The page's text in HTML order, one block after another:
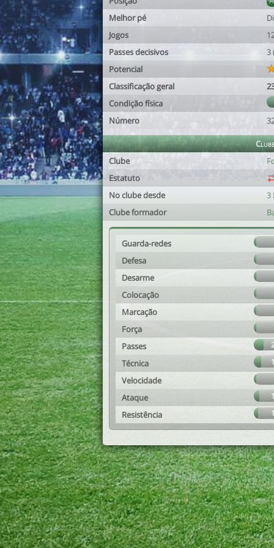
Melhor pé
Jogos
Passes decisivos
3
Potencial
Classificação geral
Condição física
Número
Clube
Clube
Estatuto
No clube desde
3
Clube formador
Guarda-redes
Defesa
Desarme
Colocação
Marcação
Força
Passes
Técnica
Velocidade
Ataque
Resistência